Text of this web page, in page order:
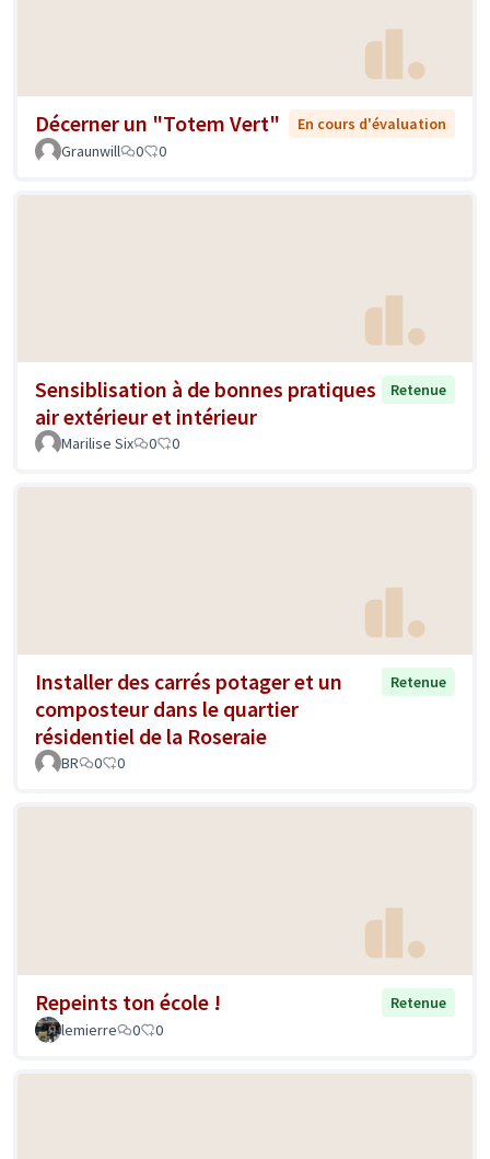
Décerner un "Totem Vert"
En cours d'évaluation
Graunwill
0 0
Sensiblisation à de bonnes pratiques
air extérieur et intérieur
Retenue
Marilise Six 0 0
Installer des carrés potager et un
composteur dans le quartier
résidentiel de la Roseraie
Retenue
BR 0 0
Repeints ton école !
Retenue
lemierre
0 0